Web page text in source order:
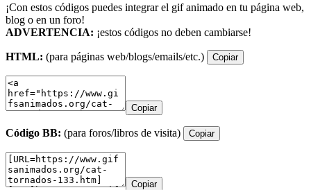
¡Con estos códigos puedes integrar el gif animado en tu página web,
blog o en un foro!
ADVERTENCIA: ¡estos códigos no deben cambiarse!
HTML: (para páginas web/blogs/emails/etc.) Copiar
Copiar
Código BB: (para foros/libros de visita) Copiar
Copiar